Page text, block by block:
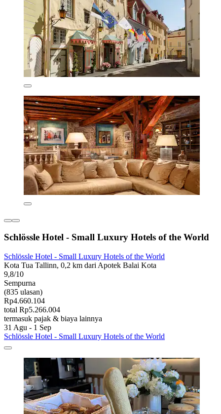
Schlössle Hotel - Small Luxury Hotels of the World
Schlössle Hotel - Small Luxury Hotels of the World
Kota Tua Tallinn, 0,2 km dari Apotek Balai Kota
9,8/10
Sempurna
(835 ulasan)
Rp4.660.104
total Rp5.266.004
termasuk pajak & biaya lainnya
31 Agu - 1 Sep
Schlössle Hotel - Small Luxury Hotels of the World